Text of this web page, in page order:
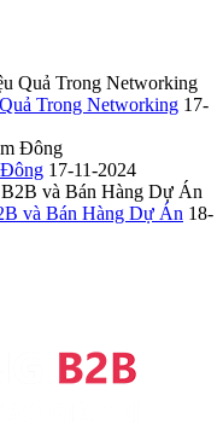
Trong Networking 17-
17-11-2024
và Bán Hàng Dự Án 18-